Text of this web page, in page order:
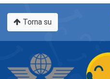
Torna su